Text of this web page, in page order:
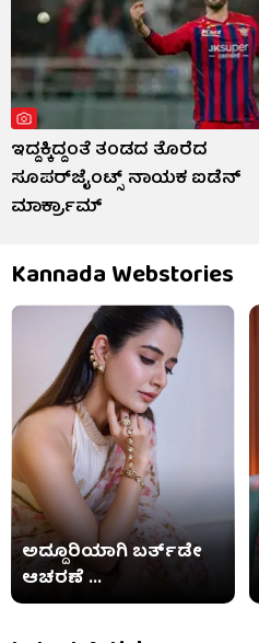
ಇದ್ದಕ್ಕಿದ್ದಂತೆ ತಂಡದ ತೊರೆದ
ಸೂಪರ್‌ಜೈಂಟ್ಸ್ ನಾಯಕ ಐಡೆನ್
ಮಾರ್ಕ್ರಾಮ್
Kannada Webstories
ಅದ್ದೂರಿಯಾಗಿ ಬರ್ತ್​​ಡೇ
ಆಚರಣೆ ...